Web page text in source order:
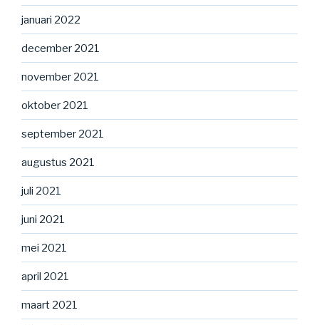
januari 2022
december 2021
november 2021
oktober 2021
september 2021
augustus 2021
juli 2021
juni 2021
mei 2021
april 2021
maart 2021